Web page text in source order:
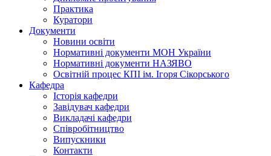
Практика
Куратори
Документи
Новини освіти
Нормативні документи МОН України
Нормативні документи НАЗЯВО
Освітній процес КПІ ім. Ігоря Сікорського
Кафедра
Історія кафедри
Завідувач кафедри
Викладачі кафедри
Співробітництво
Випускники
Контакти